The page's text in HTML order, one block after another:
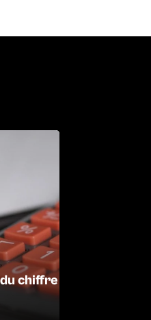
chiffre